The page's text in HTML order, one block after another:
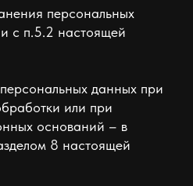
персональных
с п.5.2 настоящей
данных при
или при
оснований – в
8 настоящей